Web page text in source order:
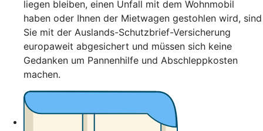
liegen bleiben, einen Unfall mit dem Wohnmobil
haben oder Ihnen der Mietwagen gestohlen wird, sind
Sie mit der Auslands-Schutzbrief-Versicherung
europaweit abgesichert und müssen sich keine
Gedanken um Pannenhilfe und Abschleppkosten
machen.